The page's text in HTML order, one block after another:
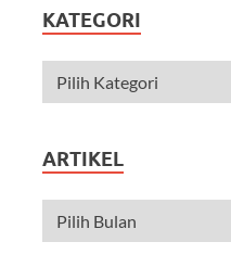
KATEGORI
ARTIKEL